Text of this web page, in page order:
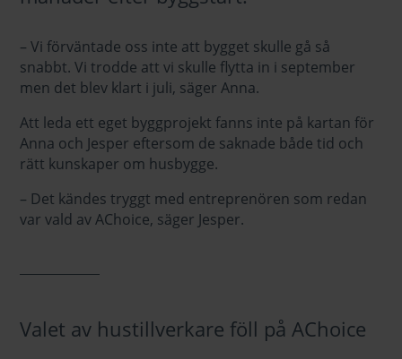
– Vi förväntade oss inte att bygget skulle gå så
snabbt. Vi trodde att vi skulle flytta in i september
men det blev klart i juli, säger Anna.
Att leda ett eget byggprojekt fanns inte på kartan för
Anna och Jesper eftersom de saknade både tid och
rätt kunskaper om husbygge.
– Det kändes tryggt med entreprenören som redan
var vald av AChoice, säger Jesper.
Valet av hustillverkare föll på AChoice